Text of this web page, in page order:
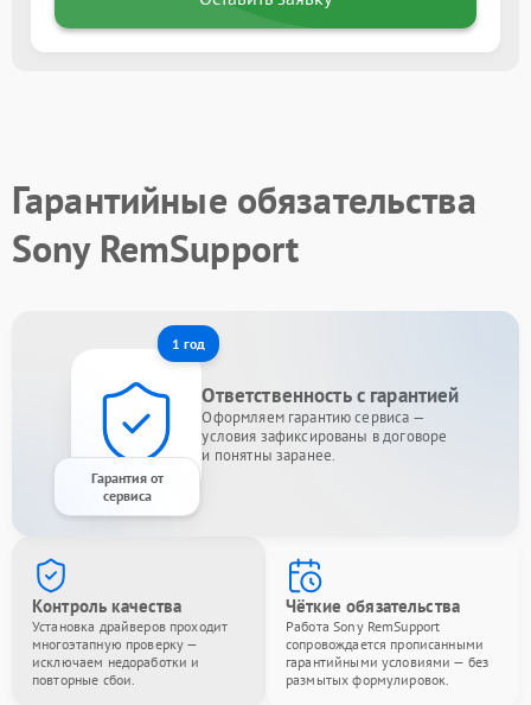
Гарантийные обязательства
Sony RemSupport
1 год
Гарантия от
сервиса
Ответственность с гарантией
Оформляем гарантию сервиса —
условия зафиксированы в договоре
и понятны заранее.
Контроль качества
Установка драйверов проходит
многоэтапную проверку —
исключаем недоработки и
повторные сбои.
Чёткие обязательства
Работа Sony RemSupport
сопровождается прописанными
гарантийными условиями — без
размытых формулировок.